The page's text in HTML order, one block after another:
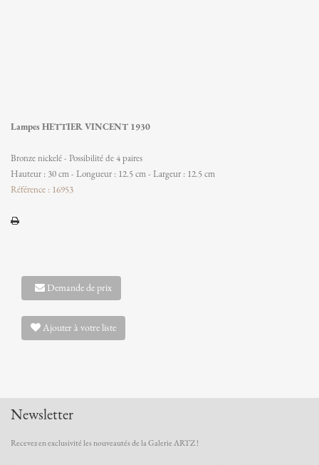
Lampes HETTIER VINCENT 1930
Bronze nickelé - Possibilité de 4 paires
Hauteur : 30 cm - Longueur : 12.5 cm - Largeur : 12.5 cm
Référence : 16953
Demande de prix
Ajouter à votre liste
Newsletter
Recevez en exclusivité les nouveautés de la Galerie ARTZ !